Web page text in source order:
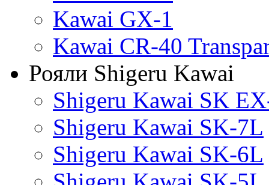
Kawai GX-1
Kawai CR-40
Рояли Shigeru Kawai
Shigeru Kawai SK
Shigeru Kawai SK-7L
Shigeru Kawai SK-6L